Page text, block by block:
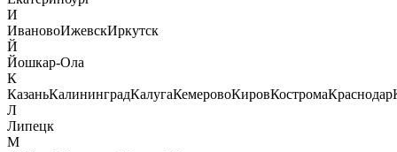
И
ИвановоИжевскИркутск
Й
Йошкар-Ола
К
КазаньКалининградКалугаКемеровоКировКостромаКраснодар
Л
Липецк
М